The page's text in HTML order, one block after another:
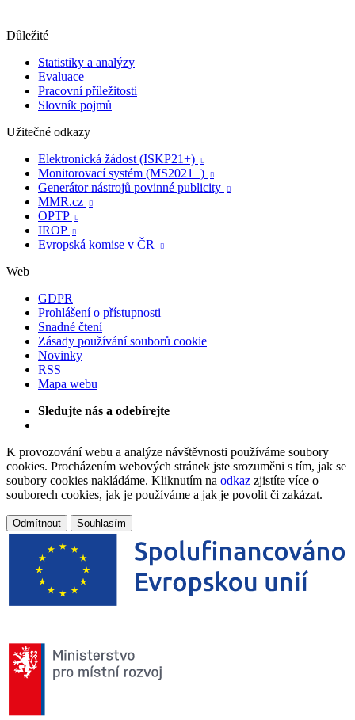
Důležité
Statistiky a analýzy
Evaluace
Pracovní příležitosti
Slovník pojmů
Užitečné odkazy
Elektronická žádost (ISKP21+)

Monitorovací systém (MS2021+) 
Generátor nástrojů povinné publicity 
MMR.cz 
OPTP 
IROP 
Evropská komise v ČR 
Web
GDPR
Prohlášení o přístupnosti
Snadné čtení
Zásady používání souborů cookie
Novinky
RSS
Mapa webu
Sledujte nás a odebírejte
K provozování webu a analýze návštěvnosti používáme soubory
cookies. Procházením webových stránek jste srozuměni s tím, jak se
soubory cookies nakládáme. Kliknutím na odkaz zjistíte více o
souborech cookies, jak je používáme a jak je povolit či zakázat.
Odmítnout Souhlasím